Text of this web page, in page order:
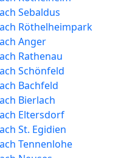
Sebaldus
Röthelheimpark
Anger
Rathenau
Schönfeld
Bachfeld
Bierlach
Eltersdorf
St. Egidien
Tennenlohe